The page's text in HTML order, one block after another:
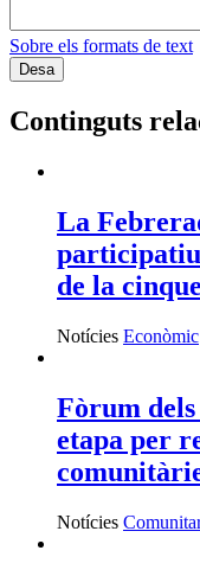
Sobre els formats de text
Continguts
La
de la
Notícies Econòmic
Fòrum
etapa per
Notícies